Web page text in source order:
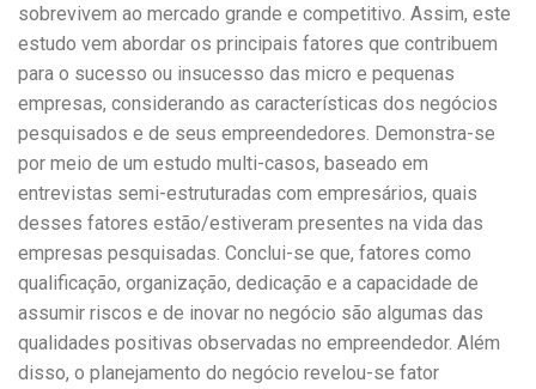
sobrevivem ao mercado grande e competitivo. Assim, este
estudo vem abordar os principais fatores que contribuem
para o sucesso ou insucesso das micro e pequenas
empresas, considerando as características dos negócios
pesquisados e de seus empreendedores. Demonstra-se
por meio de um estudo multi-casos, baseado em
entrevistas semi-estruturadas com empresários, quais
desses fatores estão/estiveram presentes na vida das
empresas pesquisadas. Conclui-se que, fatores como
qualificação, organização, dedicação e a capacidade de
assumir riscos e de inovar no negócio são algumas das
qualidades positivas observadas no empreendedor. Além
disso, o planejamento do negócio revelou-se fator